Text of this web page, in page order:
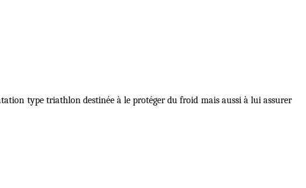
type triathlon destinée à le protéger du froid mais aussi à lui assurer